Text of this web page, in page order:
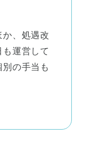
、処遇改
運営して
の手当も